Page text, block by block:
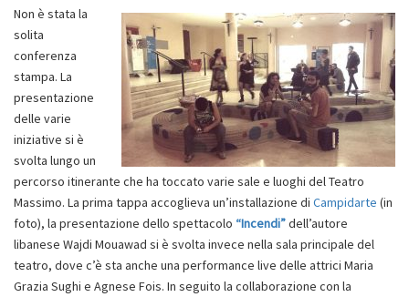
Non è stata la
solita
conferenza
stampa. La
presentazione
delle varie
iniziative si è
svolta lungo un
percorso itinerante che ha toccato varie sale e luoghi del Teatro
Massimo. La prima tappa accoglieva un’installazione di Campidarte (in
foto), la presentazione dello spettacolo “Incendi”dell’autore
libanese Wajdi Mouawad si è svolta invece nella sala principale del
teatro, dove c’è sta anche una performance live delle attrici Maria
Grazia Sughi e Agnese Fois. In seguito la collaborazione con la